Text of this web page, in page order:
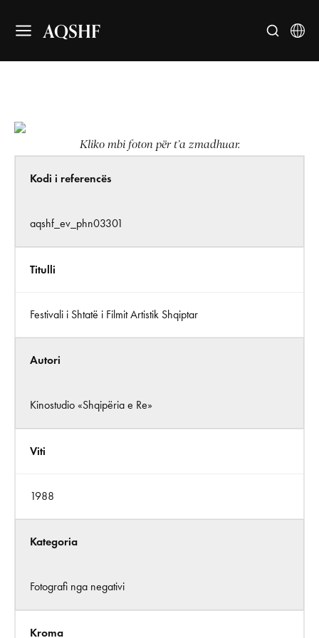
AQSHF
Kliko mbi foton për t’a zmadhuar.
Kodi i referencës
aqshf_ev_phn03301
Titulli
Festivali i Shtatë i Filmit Artistik Shqiptar
Autori
Kinostudio «Shqipëria e Re»
Viti
1988
Kategoria
Fotografi nga negativi
Kroma